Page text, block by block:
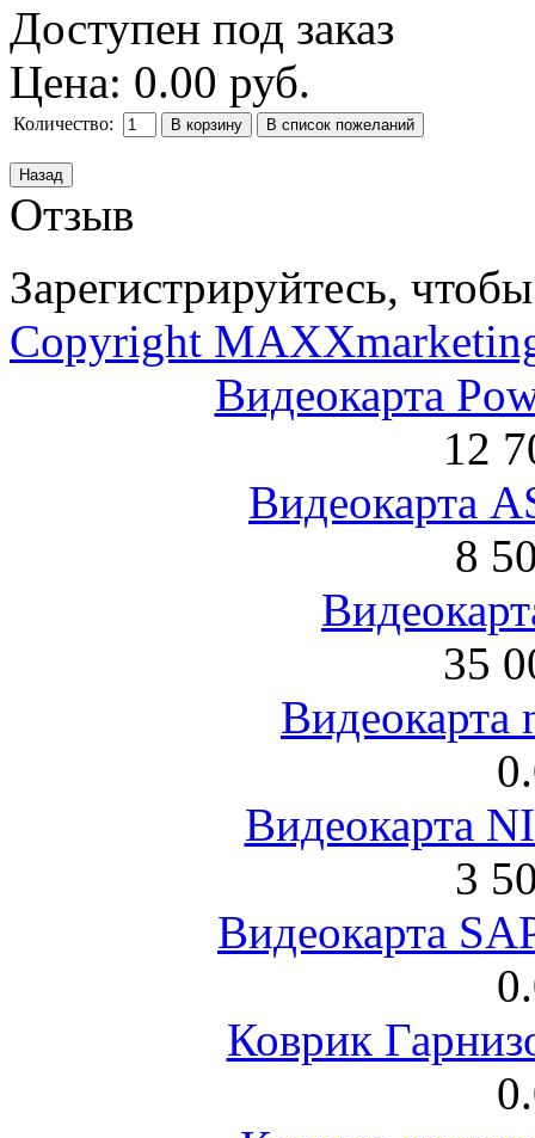
Доступен под заказ
Цена: 0.00 руб.
Количество:
Отзыв
Зарегистрируйтесь,
Copyright
Видеокарта
12
Видеокарта
8
35
Видеокарта
Видеокарта
3
Видеокарта
Коврик